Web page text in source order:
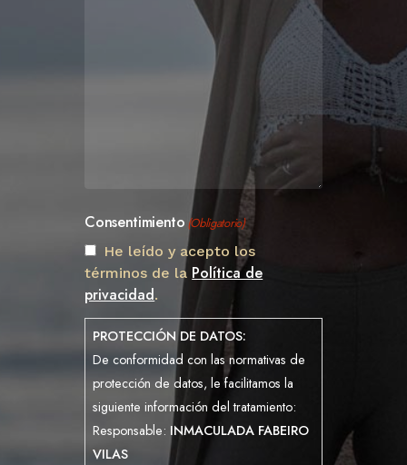
Consentimiento (Obligatorio)
He leído y acepto los
términos de la Política de
privacidad.
PROTECCIÓN DE DATOS:
De conformidad con las normativas de
protección de datos, le facilitamos la
siguiente información del tratamiento:
Responsable: INMACULADA FABEIRO
VILAS